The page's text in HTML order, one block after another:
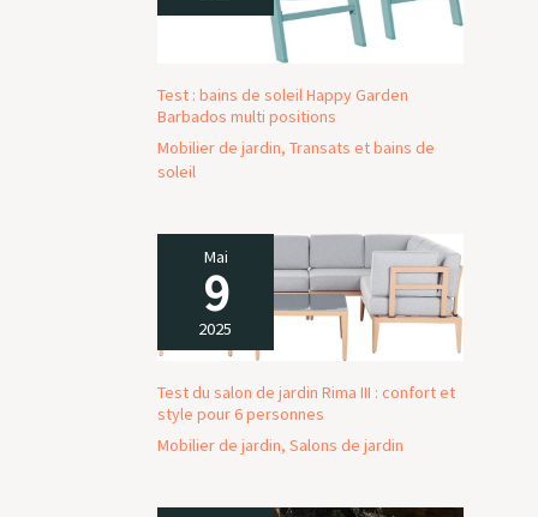
Test : bains de soleil Happy Garden
Barbados multi positions
Mobilier de jardin, Transats et bains de
soleil
Mai
9
2025
Test du salon de jardin Rima III : confort et
style pour 6 personnes
Mobilier de jardin, Salons de jardin